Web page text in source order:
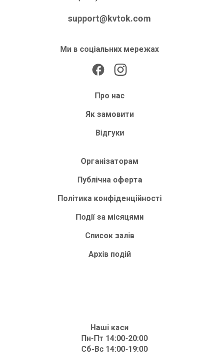
support@kvtok.com
Ми в соціальних мережах
Про нас
Як замовити
Відгуки
Організаторам
Публічна оферта
Політика конфіденційності
Події за місяцями
Список залів
Архів подій
Наші каси
Пн-Пт 14:00-20:00
Сб-Вс 14:00-19:00